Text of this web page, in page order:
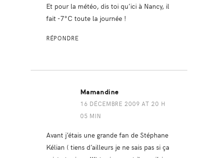
Et pour la météo, dis toi qu’ici à Nancy, il
fait -7°C toute la journée !
RÉPONDRE
Mamandine
16 DÉCEMBRE 2009 AT 20 H
05 MIN
Avant j’étais une grande fan de Stéphane
Kélian ( tiens d’ailleurs je ne sais pas si ça